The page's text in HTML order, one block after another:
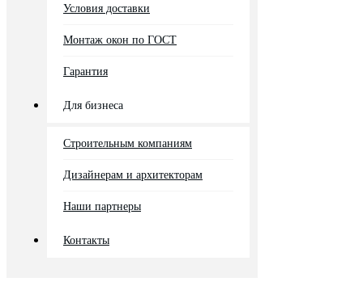
Условия доставки
Монтаж окон по ГОСТ
Гарантия
Для бизнеса
Строительным компаниям
Дизайнерам и архитекторам
Наши партнеры
Контакты